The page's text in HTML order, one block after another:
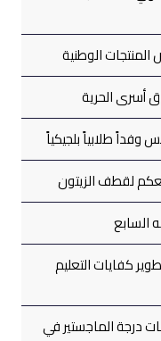
الوطنية
أسرى الحرية
طلابياً بلجيكياً
لقطف الزيتون
السابع
كفايات التعليم
درجة الماجستير في